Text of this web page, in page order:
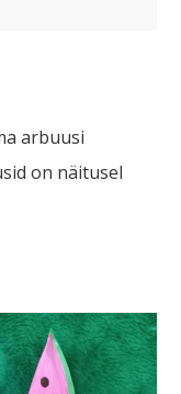
arbuusi
on näitusel